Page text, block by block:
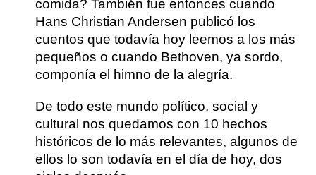
comida? También fue entonces cuando
Hans Christian Andersen publicó los
cuentos que todavía hoy leemos a los más
pequeños o cuando Bethoven, ya sordo,
componía el himno de la alegría.
De todo este mundo político, social y
cultural nos quedamos con 10 hechos
históricos de lo más relevantes, algunos de
ellos lo son todavía en el día de hoy, dos